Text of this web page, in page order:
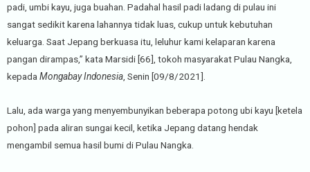
padi, umbi kayu, juga buahan. Padahal hasil padi ladang di pulau ini
sangat sedikit karena lahannya tidak luas, cukup untuk kebutuhan
keluarga. Saat Jepang berkuasa itu, leluhur kami kelaparan karena
pangan dirampas,” kata Marsidi [66], tokoh masyarakat Pulau Nangka,
kepada Mongabay Indonesia , Senin [09/8/2021].
Lalu, ada warga yang menyembunyikan beberapa potong ubi kayu [ketela
pohon] pada aliran sungai kecil, ketika Jepang datang hendak
mengambil semua hasil bumi di Pulau Nangka.